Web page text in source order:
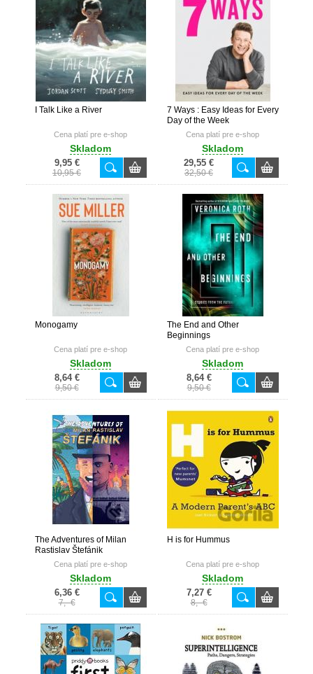
I Talk Like a River
Cena platí pre e-shop
Skladom
9,95 €
10,95 €
7 Ways : Easy Ideas for Every
Day of the Week
Cena platí pre e-shop
Skladom
29,55 €
32,50 €
Monogamy
Cena platí pre e-shop
Skladom
8,64 €
9,50 €
The End and Other
Beginnings
Cena platí pre e-shop
Skladom
8,64 €
9,50 €
The Adventures of Milan
Rastislav Štefánik
Cena platí pre e-shop
Skladom
6,36 €
7,- €
H is for Hummus
Cena platí pre e-shop
Skladom
7,27 €
8,- €